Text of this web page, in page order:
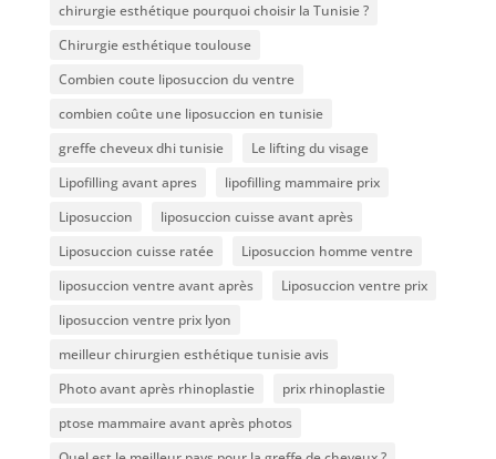
chirurgie esthétique pourquoi choisir la Tunisie ?
Chirurgie esthétique toulouse
Combien coute liposuccion du ventre​
combien coûte une liposuccion en tunisie
greffe cheveux dhi tunisie
Le lifting du visage
Lipofilling avant apres
lipofilling mammaire prix
Liposuccion
liposuccion cuisse avant après
Liposuccion cuisse ratée
Liposuccion homme ventre
liposuccion ventre avant après
Liposuccion ventre prix
liposuccion ventre prix lyon
meilleur chirurgien esthétique tunisie avis
Photo avant après rhinoplastie
prix rhinoplastie
ptose mammaire avant après photos